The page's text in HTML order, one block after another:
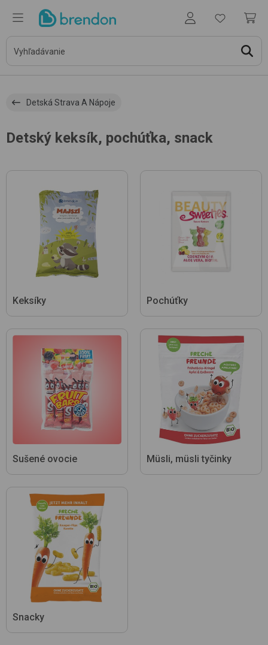
Detská Strava A Nápoje
Detský keksík, pochúťka, snack
Keksíky Pochúťky
Sušené ovocie Müsli, müsli tyčinky
Snacky